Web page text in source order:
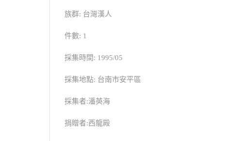
族群: 台灣漢人
件數: 1
採集時間: 1995/05
採集地點: 台南市安平區
採集者:潘英海
捐贈者:西龍殿